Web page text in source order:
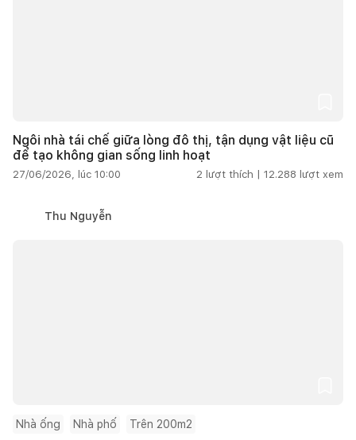
Ngôi nhà tái chế giữa lòng đô thị, tận dụng vật liệu cũ
để tạo không gian sống linh hoạt
27/06/2026, lúc 10:00 2 lượt thích | 12.288 lượt xem
Thu Nguyễn
Nhà ống Nhà phố Trên 200m2